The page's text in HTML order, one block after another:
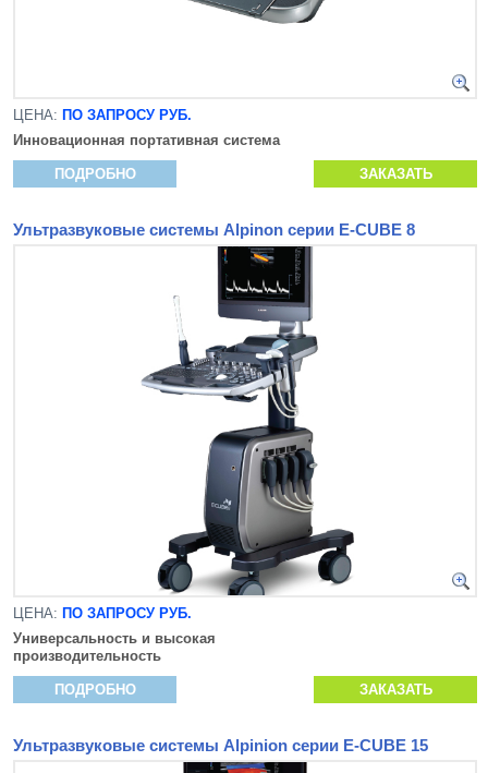
ЦЕНА: ПО ЗАПРОСУ РУБ.
Инновационная портативная система
ПОДРОБНО ЗАКАЗАТЬ
Ультразвуковые системы Alpinon серии E-CUBE 8
ЦЕНА: ПО ЗАПРОСУ РУБ.
Универсальность и высокая
производительность
ПОДРОБНО ЗАКАЗАТЬ
Ультразвуковые системы Alpinion серии E-CUBE 15